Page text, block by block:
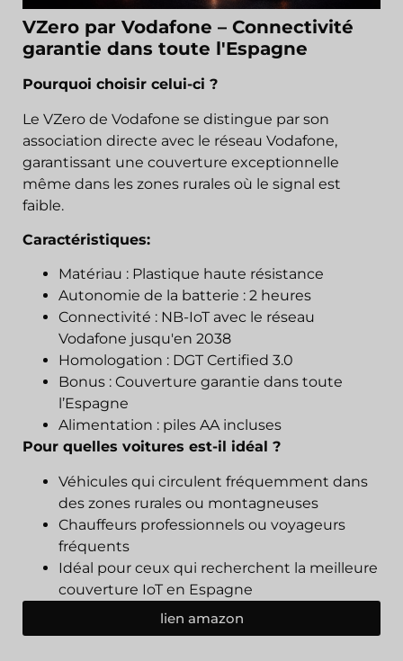
VZero par Vodafone – Connectivité
garantie dans toute l'Espagne
Pourquoi choisir celui-ci ?
Le VZero de Vodafone se distingue par son
association directe avec le réseau Vodafone,
garantissant une couverture exceptionnelle
même dans les zones rurales où le signal est
faible.
Caractéristiques:
Matériau : Plastique haute résistance
Autonomie de la batterie : 2 heures
Connectivité : NB-IoT avec le réseau
Vodafone jusqu'en 2038
Homologation : DGT Certified 3.0
Bonus : Couverture garantie dans toute
l’Espagne
Alimentation : piles AA incluses
Pour quelles voitures est-il idéal ?
Véhicules qui circulent fréquemment dans
des zones rurales ou montagneuses
Chauffeurs professionnels ou voyageurs
fréquents
Idéal pour ceux qui recherchent la meilleure
couverture IoT en Espagne
lien amazon